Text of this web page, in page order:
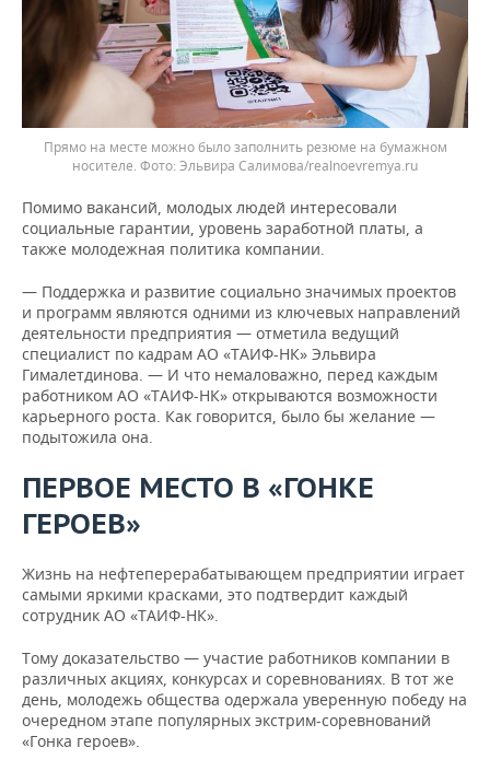
Прямо на месте можно было заполнить резюме на бумажном
носителе. Фото: Эльвира Салимова/realnoevremya.ru
Помимо вакансий, молодых людей интересовали
социальные гарантии, уровень заработной платы, а
также молодежная политика компании.
— Поддержка и развитие социально значимых проектов
и программ являются одними из ключевых направлений
деятельности предприятия — отметила ведущий
специалист по кадрам АО «ТАИФ-НК» Эльвира
Гималетдинова. — И что немаловажно, перед каждым
работником АО «ТАИФ-НК» открываются возможности
карьерного роста. Как говорится, было бы желание —
подытожила она.
ПЕРВОЕ МЕСТО В «ГОНКЕ
ГЕРОЕВ»
Жизнь на нефтеперерабатывающем предприятии играет
самыми яркими красками, это подтвердит каждый
сотрудник АО «ТАИФ-НК».
Тому доказательство — участие работников компании в
различных акциях, конкурсах и соревнованиях. В тот же
день, молодежь общества одержала уверенную победу на
очередном этапе популярных экстрим-соревнований
«Гонка героев».